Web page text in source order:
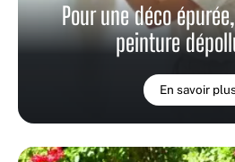
Pour une déco
peinture
En savoir